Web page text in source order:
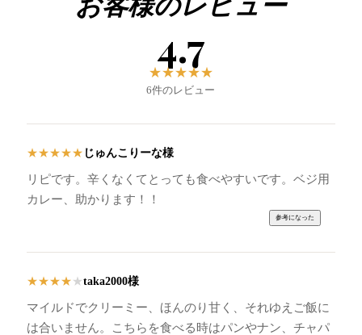
4.7
★★★★★
6件のレビュー
★★★★★ じゅんこりーな様
リピです。辛くなくてとっても食べやすいです。ベジ用
カレー、助かります！！
★★★★ ★taka2000様
マイルドでクリーミー、ほんのり甘く、それゆえご飯に
は合いません。こちらを食べる時はパンやナン、チャパ